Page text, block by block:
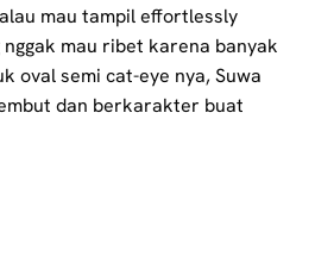
mau tampil effortlessly
mau ribet karena banyak
oval semi cat-eye nya, Suwa
dan berkarakter buat